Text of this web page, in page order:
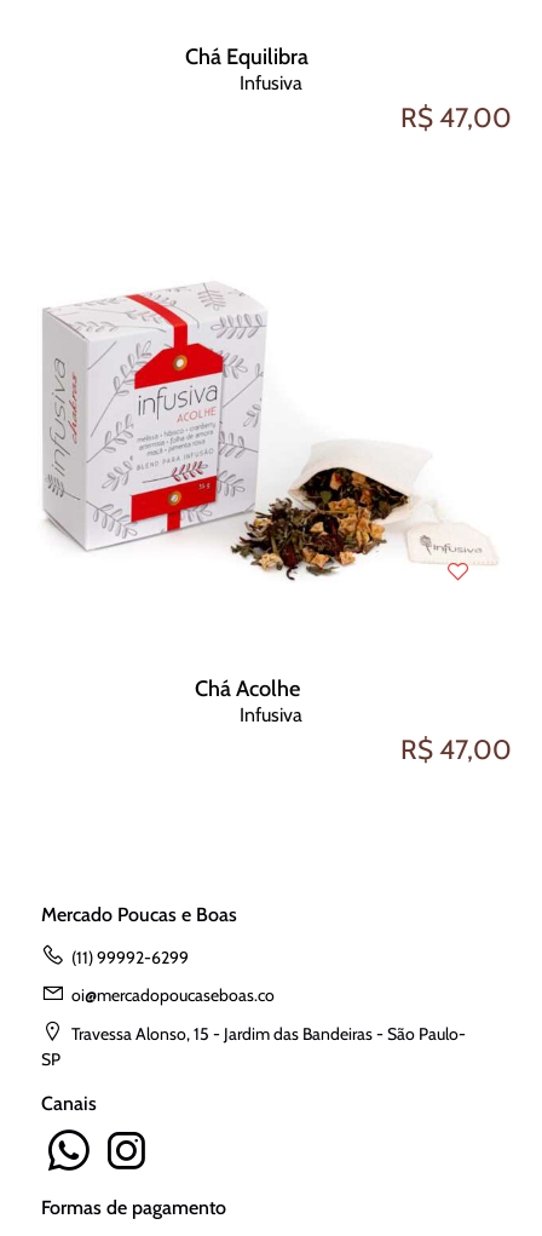
Chá Equilibra
Infusiva
R$ 47,00
Chá Acolhe
Infusiva
R$ 47,00
Mercado Poucas e Boas
(11) 99992-6299
oi@mercadopoucaseboas.co
Travessa Alonso, 15 - Jardim das Bandeiras - São Paulo-
SP
Canais
Formas de pagamento